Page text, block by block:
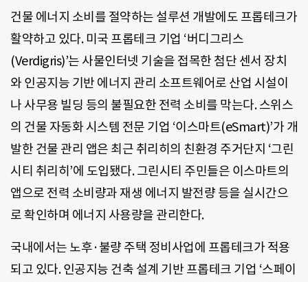
건물 에너지 소비를 절약하는 설루션 개발에도 프롭테크가
활약하고 있다. 미국 프롭테크 기업 ‘버디그리스
(Verdigris)’는 사물인터넷 기술을 접목한 첨단 센서 장치
와 인공지능 기반 에너지 관리 소프트웨어로 산업 시설이
나 사무용 빌딩 등의 불필요한 전력 소비를 막는다. 스위스
의 건물 자동화 시스템 전문 기업 ‘이스마트(eSmart)’가 개
발한 건물 관리 앱은 최근 취리히의 친환경 주거단지 ‘그린
시티 취리히’에 도입됐다. 그린시티 주민들은 이스마트의
앱으로 전력 소비량과 재생 에너지 발전량 등을 실시간으
로 확인하며 에너지 사용량을 관리한다.
국내에서는 노후·불량 주택 정비사업에 프롭테크가 적용
되고 있다. 인공지능 건축 설계 기반 프롭테크 기업 ‘스페이